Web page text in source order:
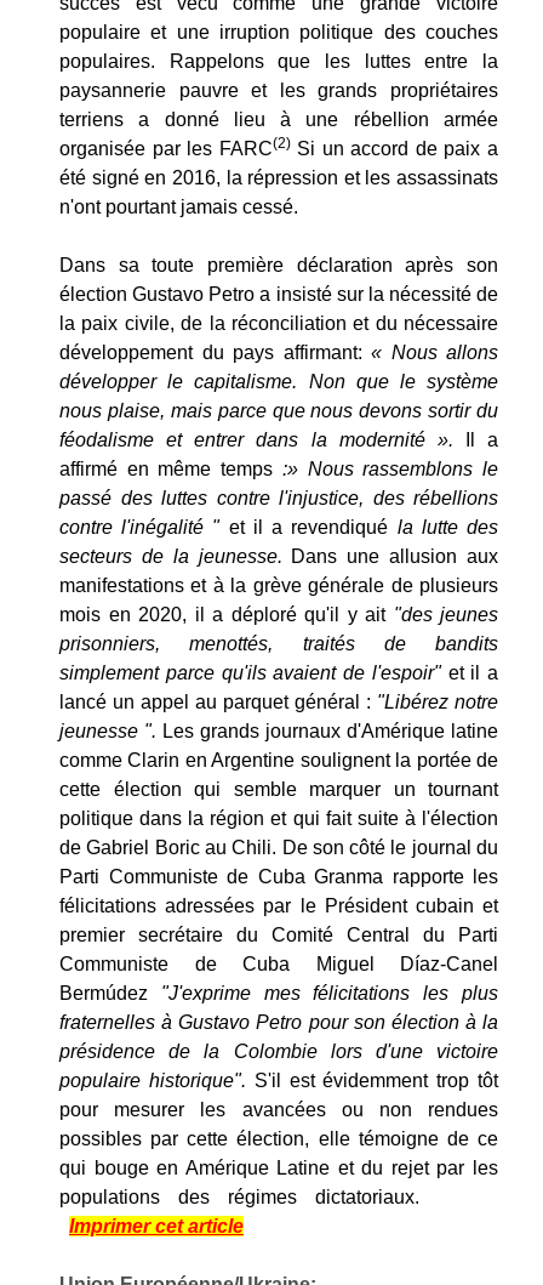
populaire et une irruption politique des couches
populaires. Rappelons que les luttes entre la
paysannerie pauvre et les grands propriétaires
terriens a donné lieu à une rébellion armée
organisée par les FARC(2)Si un accord de paix a
été signé en 2016, la répression et les assassinats
n'ont pourtant jamais cessé.
Dans sa toute première déclaration après son
élection Gustavo Petro a insisté sur la nécessité de
la paix civile, de la réconciliation et du nécessaire
développement du pays affirmant: « Nous allons
développer le capitalisme. Non que le système
nous plaise, mais parce que nous devons sortir du
féodalisme et entrer dans la modernité ».
Il a
affirmé en même temps :» Nous rassemblons le
passé des luttes contre l'injustice, des rébellions
contre l'inégalité " et il a revendiqué la lutte des
secteurs de la jeunesse. Dans une allusion aux
manifestations et à la grève générale de plusieurs
mois en 2020, il a déploré qu'il y ait"des jeunes
prisonniers, menottés, traités de bandits
simplement parce qu'ils avaient de l'espoir" et il a
lancé un appel au parquet général : "Libérez notre
jeunesse ". Les grands journaux d'Amérique latine
comme Clarin en Argentine soulignent la portée de
cette élection qui semble marquer un tournant
politique dans la région et qui fait suite à l'élection
de Gabriel Boric au Chili. De son côté le journal du
Parti Communiste de Cuba Granma rapporte les
félicitations adressées par le Président cubain et
premier secrétaire du Comité Central du Parti
Communiste de Cuba Miguel Díaz-Canel
Bermúdez "J'exprime mes félicitations les plus
fraternelles à Gustavo Petro pour son élection à la
présidence de la Colombie lors d'une victoire
populaire historique". S'il est évidemment trop tôt
pour mesurer les avancées ou non rendues
possibles par cette élection, elle témoigne de ce
qui bouge en Amérique Latine et du rejet par les
populations des régimes dictatoriaux.
Imprimer cet article